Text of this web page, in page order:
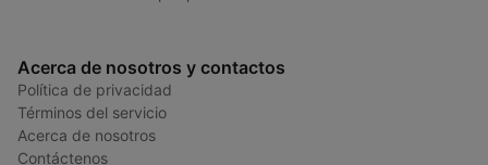
Acerca de nosotros y contactos
Política de privacidad
Términos del servicio
Acerca de nosotros
Contáctenos